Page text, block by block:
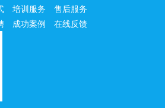
培训服务
售后服务
成功案例 在线反馈